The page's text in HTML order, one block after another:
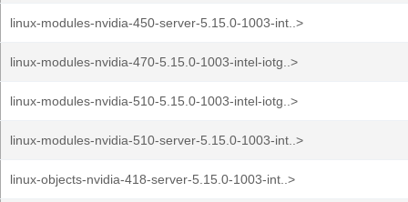
linux-modules-nvidia-450-server-5.15.0-1003-int..>
linux-modules-nvidia-470-5.15.0-1003-intel-iotg..>
linux-modules-nvidia-510-5.15.0-1003-intel-iotg..>
linux-modules-nvidia-510-server-5.15.0-1003-int..>
linux-objects-nvidia-418-server-5.15.0-1003-int..>